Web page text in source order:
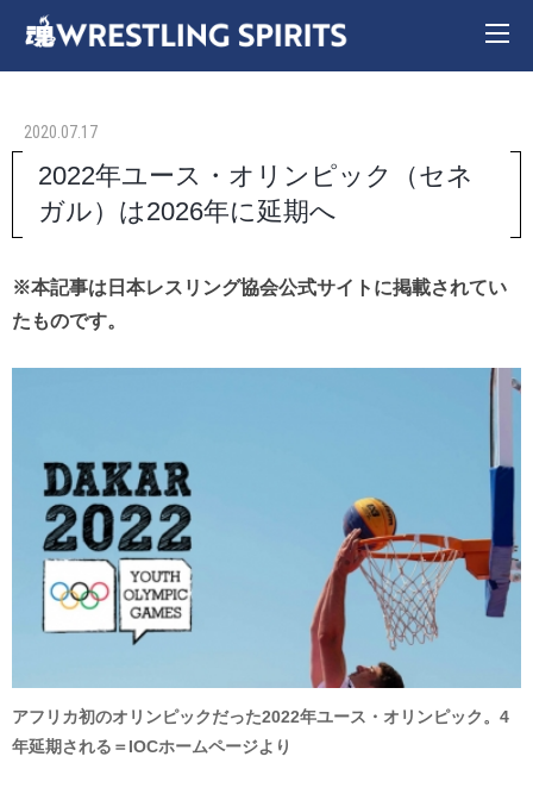
2020.07.17
2022年ユース・オリンピック（セネ
ガル）は2026年に延期へ
※本記事は日本レスリング協会公式サイトに掲載されてい
たものです。
アフリカ初のオリンピックだった2022年ユース・オリンピック。4
年延期される＝IOCホームページより